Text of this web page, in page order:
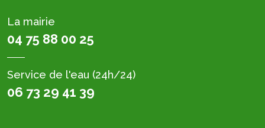
La mairie
04 75 88 00 25
Service de l'eau (24h/24)
06 73 29 41 39